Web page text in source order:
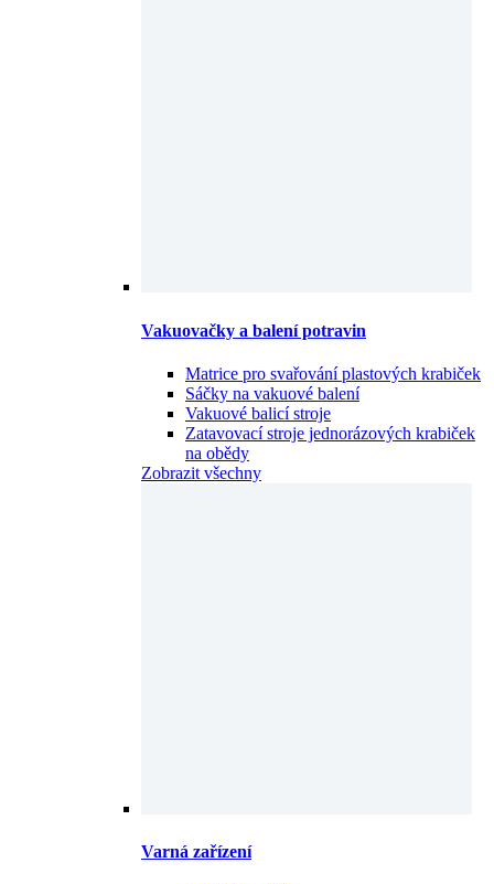
Vakuovačky a balení potravin
Matrice pro svařování plastových krabiček
Sáčky na vakuové balení
Vakuové balicí stroje
Zatavovací stroje jednorázových krabiček
na obědy
Zobrazit všechny
Varná zařízení